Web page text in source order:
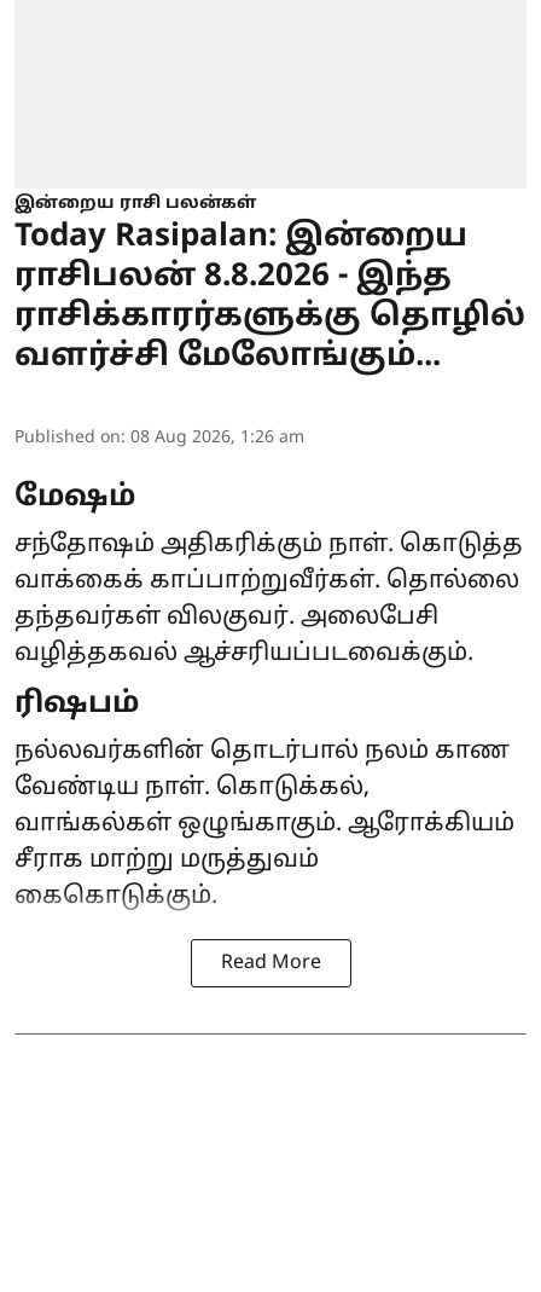
இன்றைய ராசி பலன்கள்
Today Rasipalan: இன்றைய
ராசிபலன் 8.8.2026 - இந்த
ராசிக்காரர்களுக்கு தொழில்
வளர்ச்சி மேலோங்கும்...
Published on: 08 Aug 2026, 1:26 am
மேஷம்
சந்தோஷம் அதிகரிக்கும் நாள். கொடுத்த
வாக்கைக் காப்பாற்றுவீர்கள். தொல்லை
தந்தவர்கள் விலகுவர். அலைபேசி
வழித்தகவல் ஆச்சரியப்படவைக்கும்.
ரிஷபம்
நல்லவர்களின் தொடர்பால் நலம் காண
வேண்டிய நாள். கொடுக்கல்,
வாங்கல்கள் ஒழுங்காகும். ஆரோக்கியம்
சீராக மாற்று மருத்துவம்
கைகொடுக்கும்.
Read More